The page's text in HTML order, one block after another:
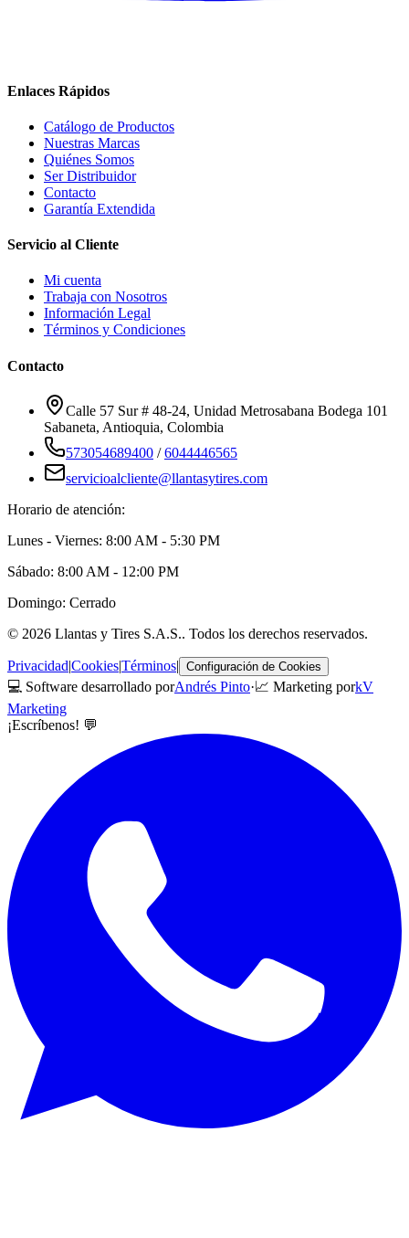
Enlaces Rápidos
Catálogo de Productos
Nuestras Marcas
Quiénes Somos
Ser Distribuidor
Contacto
Garantía Extendida
Servicio al Cliente
Mi cuenta
Trabaja con Nosotros
Información Legal
Términos y Condiciones
Contacto
Calle 57 Sur # 48-24, Unidad Metrosabana Bodega 101
Sabaneta, Antioquia, Colombia
573054689400 /6044446565
servicioalcliente@llantasytires.com
Horario de atención:
Lunes - Viernes: 8:00 AM - 5:30 PM
Sábado: 8:00 AM - 12:00 PM
Domingo: Cerrado
© 2026 Llantas y Tires S.A.S.. Todos los derechos reservados.
Privacidad|Cookies|Términos| Configuración de Cookies
💻 Software desarrollado porAndrés Pinto·📈 Marketing porkV
Marketing
¡Escríbenos! 💬